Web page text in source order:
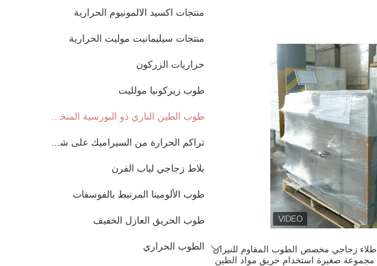
منتجات اكسيد الالمونيوم الحرارية
منتجات سيليمانيت موليت الحرارية
حراريات الزركون
طوب زيركونيا مولليت
بلاط زجاجي لباب الفرن
طوب الألومينا المرتبط بالفوسفات
طوب الحريق العازل الخفيف
الطوب الحراري
طلاء زجاجي مخصص الطوب المقاوم للنيران
مجموعة صغيرة استخدام حريق مواد الطين